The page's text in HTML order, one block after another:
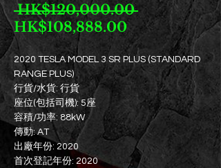
HK$120,000.00 一
般
價
格
HK$108,888.00促
銷
價
格
2020 TESLA MODEL 3 SR PLUS (STANDARD
RANGE PLUS)
行貨/水貨: 行貨
座位(包括司機): 5座
容積/功率: 88kW
傳動: AT
出廠年份: 2020
首次登記年份: 2020